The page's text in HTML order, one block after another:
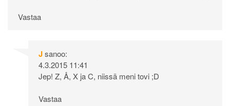
Vastaa
Jsanoo:
4.3.2015 11:41
Jep! Z, Å, X ja C, niissä meni tovi ;D
Vastaa